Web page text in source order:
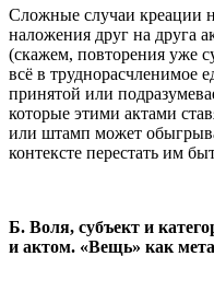
Сложные случаи креации
наложения друг на друга
(скажем, повторения уже
всё в труднорасчленимое
принятой или
которые этими актами
или штамп может
контексте перестать им
Б. Воля, субъект и
и актом. «Вещь» как